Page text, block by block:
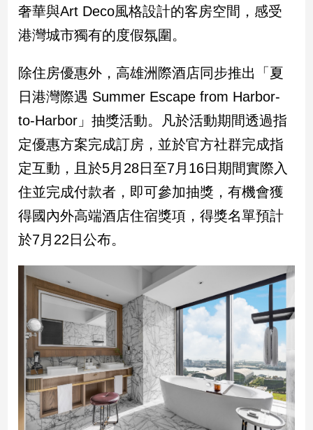
點
南
灣
點
娛
樂
娛
樂
聞
流
行/
追
星
生
活
奢華與Art Deco風格設計的客房空間，感受
港灣城市獨有的度假氛圍。
除住房優惠外，高雄洲際酒店同步推出「夏
日港灣際遇 Summer Escape from Harbor-
to-Harbor」抽獎活動。凡於活動期間透過指
定優惠方案完成訂房，並於官方社群完成指
定互動，且於5月28日至7月16日期間實際入
住並完成付款者，即可參加抽獎，有機會獲
得國內外高端酒店住宿獎項，得獎名單預計
於7月22日公布。